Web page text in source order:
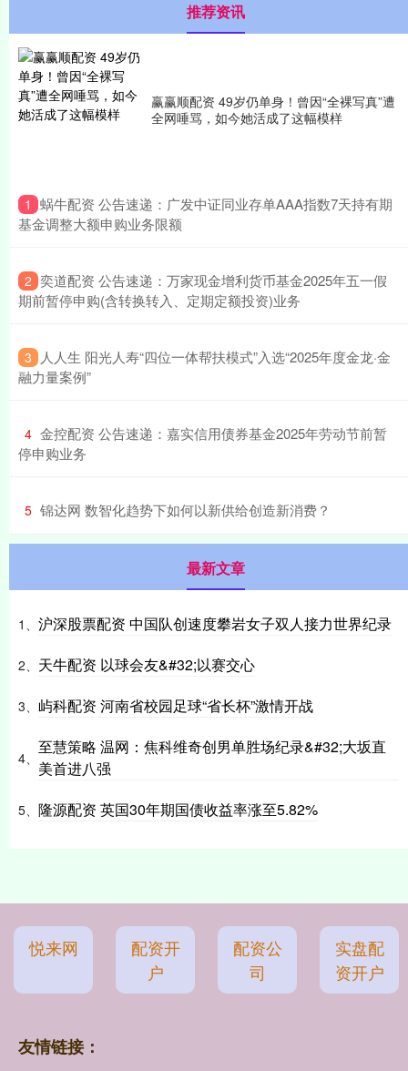
推荐资讯
赢赢顺配资 49岁仍单身！曾因“全裸写真”遭
全网唾骂，如今她活成了这幅模样
1 ​蜗牛配资 公告速递：广发中证同业存单AAA指数7天持有期
基金调整大额申购业务限额
2 ​奕道配资 公告速递：万家现金增利货币基金2025年五一假
期前暂停申购(含转换转入、定期定额投资)业务
3 ​人人生 阳光人寿“四位一体帮扶模式”入选“2025年度金龙·金
融力量案例”
4 ​金控配资 公告速递：嘉实信用债券基金2025年劳动节前暂
停申购业务
5 ​锦达网 数智化趋势下如何以新供给创造新消费？
最新文章
1、 沪深股票配资 中国队创速度攀岩女子双人接力世界纪录
2、 天牛配资 以球会友&#32;以赛交心
3、 屿科配资 河南省校园足球“省长杯”激情开战
4、
至慧策略 温网：焦科维奇创男单胜场纪录&#32;大坂直
美首进八强
5、 隆源配资 英国30年期国债收益率涨至5.82%
悦来网
配资开
户
配资公
司
实盘配
资开户
友情链接：